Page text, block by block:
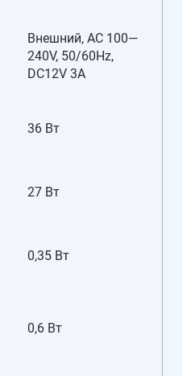
Внешний, AC 100—
240V, 50/60Hz,
DC12V 3A
36 Вт
27 Вт
0,35 Вт
0,6 Вт